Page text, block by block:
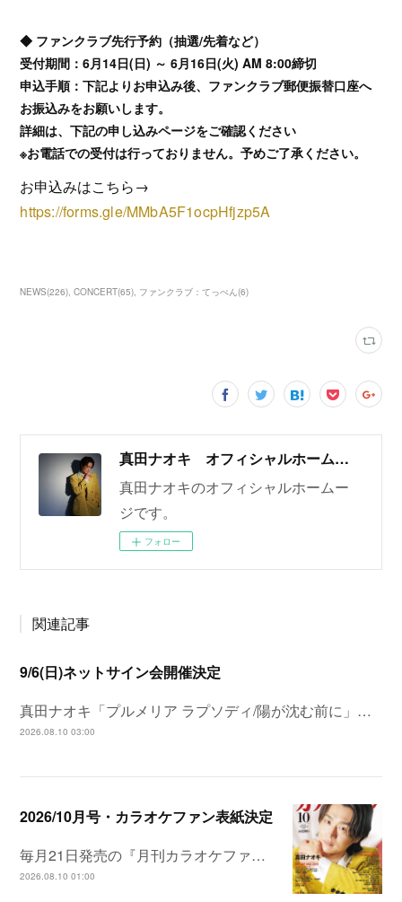
◆ ファンクラブ先行予約（抽選/先着など）
受付期間：6月14日(日) ～ 6月16日(火) AM 8:00締切
申込手順：下記よりお申込み後、ファンクラブ郵便振替口座へ
お振込みをお願いします。
詳細は、下記の申し込みページをご確認ください
※お電話での受付は行っておりません。予めご了承ください。
お申込みはこちら→
https://forms.gle/MMbA5F1ocpHfjzp5A
NEWS(226) CONCERT(65) ファンクラブ：てっぺん(6)
真田ナオキ オフィシャルホームページ
真田ナオキのオフィシャルホームー
ジです。
フォロー
関連記事
9/6(日)ネットサイン会開催決定
真田ナオキ「プルメリア ラプソディ/陽が沈む前に」…
2026.08.10 03:00
2026/10月号・カラオケファン表紙決定
毎月21日発売の『月刊カラオケファ…
2026.08.10 01:00